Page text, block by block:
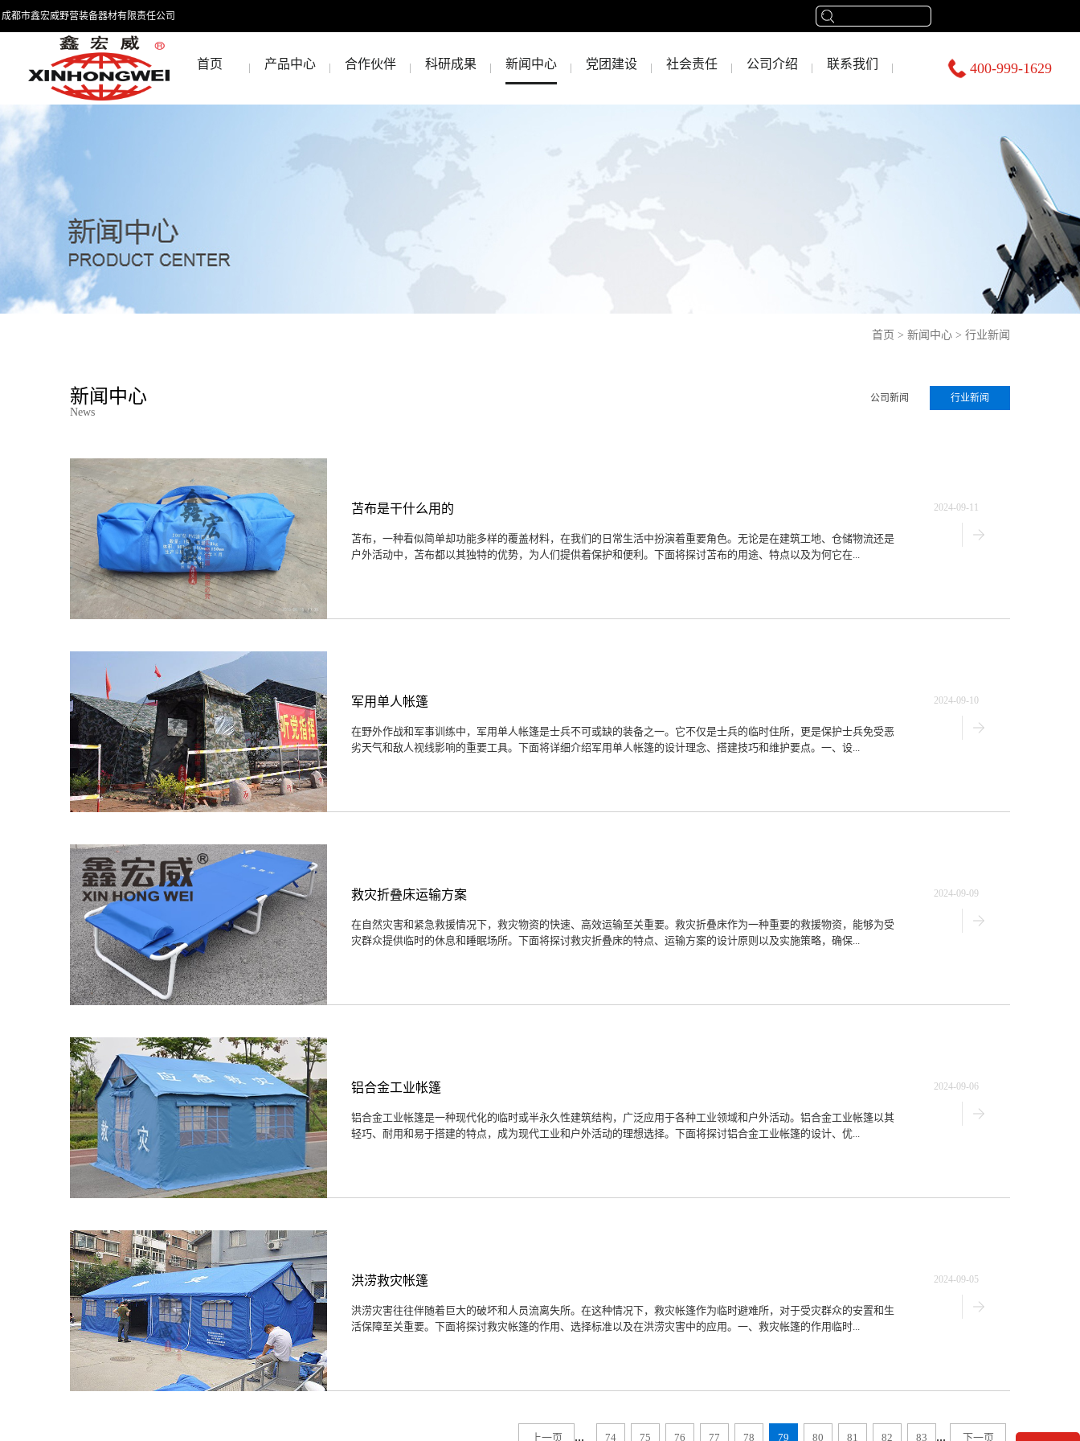
成都市鑫宏威野营装备器材有限责任公司
首页 产品中心 合作伙伴 科研成果 新闻中心 党团建设 社会责任 公司介绍 联系我们 400-999-1629
首页 > 新闻中心 > 行业新闻
新闻中心
News
公司新闻 行业新闻
苫布是干什么用的 2024-09-11
苫布，一种看似简单却功能多样的覆盖材料，在我们的日常生活中扮演着重要角色。无论是在建筑工地、仓储物流还是
户外活动中，苫布都以其独特的优势，为人们提供着保护和便利。下面将探讨苫布的用途、特点以及为何它在...
军用单人帐篷 2024-09-10
在野外作战和军事训练中，军用单人帐篷是士兵不可或缺的装备之一。它不仅是士兵的临时住所，更是保护士兵免受恶
劣天气和敌人视线影响的重要工具。下面将详细介绍军用单人帐篷的设计理念、搭建技巧和维护要点。一、设...
救灾折叠床运输方案 2024-09-09
在自然灾害和紧急救援情况下，救灾物资的快速、高效运输至关重要。救灾折叠床作为一种重要的救援物资，能够为受
灾群众提供临时的休息和睡眠场所。下面将探讨救灾折叠床的特点、运输方案的设计原则以及实施策略，确保...
铝合金工业帐篷 2024-09-06
铝合金工业帐篷是一种现代化的临时或半永久性建筑结构，广泛应用于各种工业领域和户外活动。铝合金工业帐篷以其
轻巧、耐用和易于搭建的特点，成为现代工业和户外活动的理想选择。下面将探讨铝合金工业帐篷的设计、优...
洪涝救灾帐篷 2024-09-05
洪涝灾害往往伴随着巨大的破坏和人员流离失所。在这种情况下，救灾帐篷作为临时避难所，对于受灾群众的安置和生
活保障至关重要。下面将探讨救灾帐篷的作用、选择标准以及在洪涝灾害中的应用。一、救灾帐篷的作用临时...
上一页 ... 74 75 76 77 78 79 80 81 82 83 ... 下一页